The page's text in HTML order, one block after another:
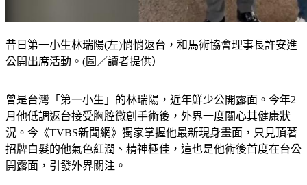
昔日第一小生林瑞陽(左)悄悄返台，和馬術協會理事長許安進
曾是台灣「第一小生」的林瑞陽，近年鮮少公開露面。今年2
月他低調返台接受胸腔微創手術後，外界一度關心其健康狀
況。今《TVBS新聞網》獨家掌握他最新現身畫面，只見頂著
招牌白髮的他氣色紅潤、精神極佳，這也是他術後首度在台公